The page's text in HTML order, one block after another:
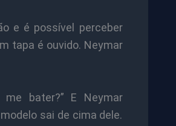
e é possível perceber
tapa é ouvido. Neymar
bater?” E Neymar
modelo sai de cima dele.